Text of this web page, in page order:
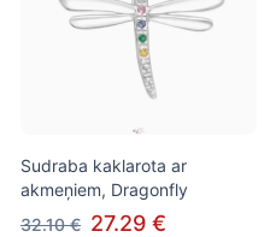
Sudraba kaklarota ar
akmeņiem, Dragonfly
32.10 € 27.29 €